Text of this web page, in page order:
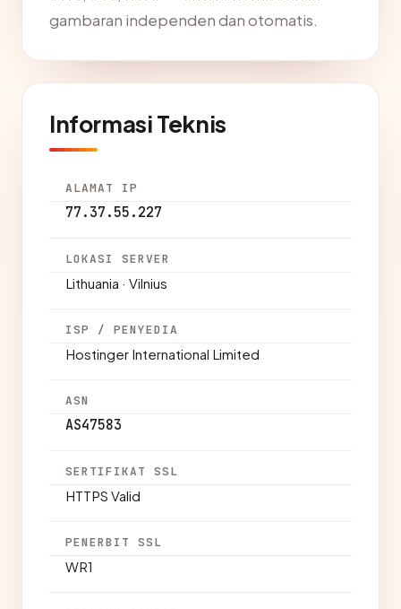
gambaran independen dan otomatis.
Informasi Teknis
ALAMAT IP
77.37.55.227
LOKASI SERVER
Lithuania · Vilnius
ISP / PENYEDIA
Hostinger International Limited
ASN
AS47583
SERTIFIKAT SSL
HTTPS Valid
PENERBIT SSL
WR1